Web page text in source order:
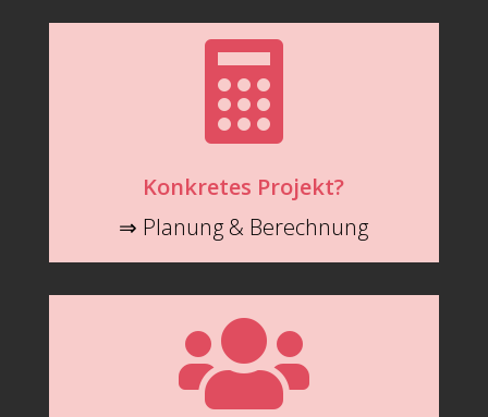

Konkretes Projekt?
⇒ Planung & Berechnung
